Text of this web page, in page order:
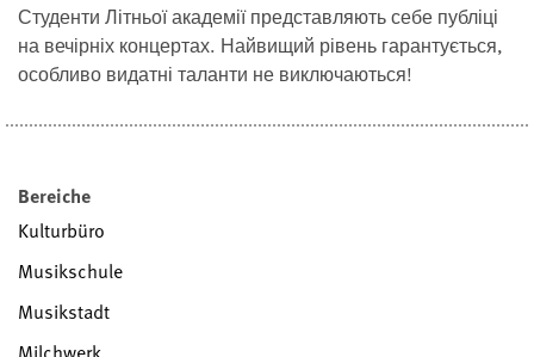
Студенти Літньої академії представляють себе публіці
на вечірніх концертах. Найвищий рівень гарантується,
особливо видатні таланти не виключаються!
Bereiche
Kulturbüro
Musikschule
Musikstadt